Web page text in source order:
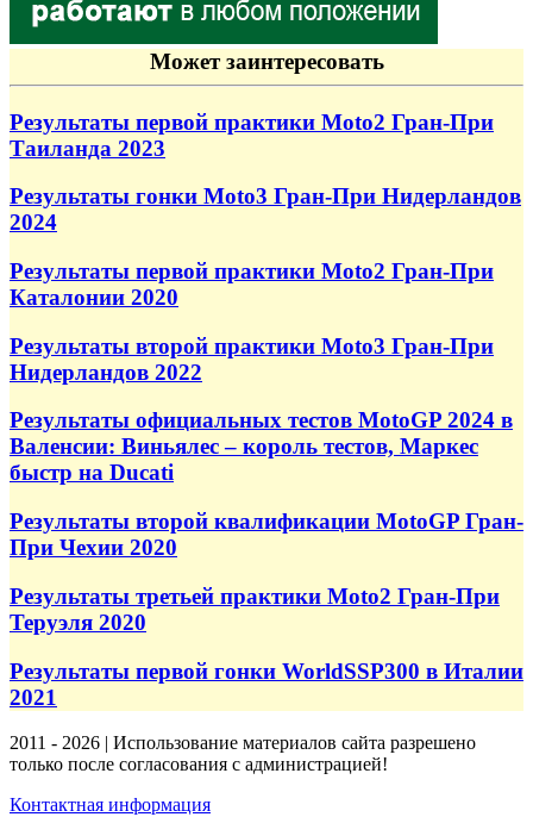
Может заинтересовать
Результаты первой практики Moto2 Гран-При
Таиланда 2023
Результаты гонки Moto3 Гран-При Нидерландов
2024
Результаты первой практики Moto2 Гран-При
Каталонии 2020
Результаты второй практики Moto3 Гран-При
Нидерландов 2022
Результаты официальных тестов MotoGP 2024 в
Валенсии: Виньялес – король тестов, Маркес
быстр на Ducati
Результаты второй квалификации MotoGP Гран-
При Чехии 2020
Результаты третьей практики Moto2 Гран-При
Теруэля 2020
Результаты первой гонки WorldSSP300 в Италии
2021
2011 - 2026 | Использование материалов сайта разрешено
только после согласования с администрацией!
Контактная информация